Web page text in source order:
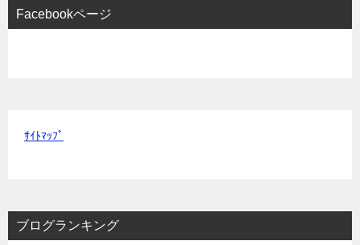
Facebookページ
ｻｲﾄﾏｯﾌﾟ
ブログランキング